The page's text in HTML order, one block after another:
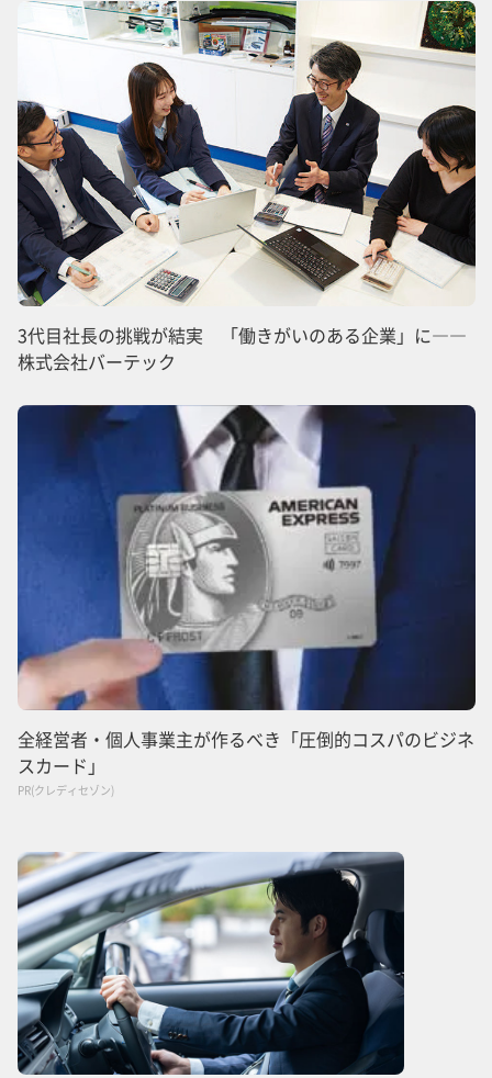
3代目社長の挑戦が結実 「働きがいのある企業」に――
株式会社バーテック
全経営者・個人事業主が作るべき「圧倒的コスパのビジネ
スカード」
PR(クレディセゾン)